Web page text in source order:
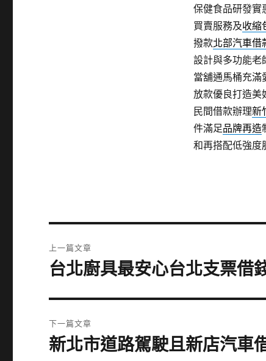
保健食品研發實
買賣服務及收縮
撥款北部汽車借
設計與多功能老
當舖通馬桶充滿
放款優良打造美
民間借款辦理新
件滿足品牌再造
和再搭配低強度
章
上一篇文章
上
篇
文
章:
台北廚具最安心台北支票借
下一篇文章
下
新北市道路駕駛且新店汽車